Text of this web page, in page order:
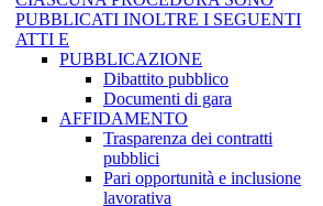
PUBBLICATI INOLTRE I SEGUENTI
ATTI E
PUBBLICAZIONE
Dibattito pubblico
Documenti di gara
AFFIDAMENTO
Trasparenza dei contratti
pubblici
Pari opportunità e inclusione
lavorativa